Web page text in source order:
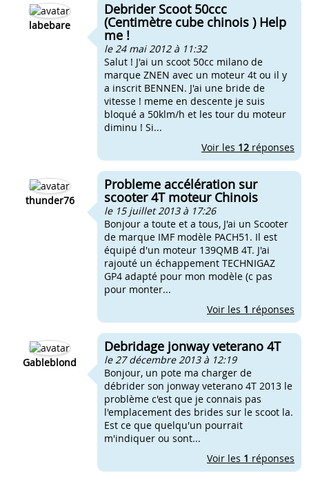
labebare
Debrider Scoot 50ccc
(Centimètre cube chinois ) Help
me !
le 24 mai 2012 à 11:32
Salut ! J'ai un scoot 50cc milano de
marque ZNEN avec un moteur 4t ou il y
a inscrit BENNEN. J'ai une bride de
vitesse ! meme en descente je suis
bloqué a 50klm/h et les tour du moteur
diminu ! Si...
Voir les 12 réponses
thunder76
Probleme accélération sur
scooter 4T moteur Chinois
le 15 juillet 2013 à 17:26
Bonjour a toute et a tous, J'ai un Scooter
de marque IMF modèle PACH51. Il est
équipé d'un moteur 139QMB 4T. J'ai
rajouté un échappement TECHNIGAZ
GP4 adapté pour mon modèle (c pas
pour monter...
Voir les 1 réponses
Gableblond
Debridage jonway veterano 4T
le 27 décembre 2013 à 12:19
Bonjour, un pote ma charger de
débrider son jonway veterano 4T 2013 le
problème c'est que je connais pas
l'emplacement des brides sur le scoot la.
Est ce que quelqu'un pourrait
m'indiquer ou sont...
Voir les 1 réponses